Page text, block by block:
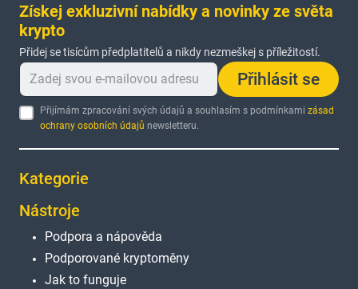
Získej exkluzivní nabídky a novinky ze světa
krypto
Přidej se tisícům předplatitelů a nikdy nezmeškej s příležitostí.
Přihlásit se
Přijímám zpracování svých údajů a souhlasím s podmínkamizásad
ochrany osobních údajů newsletteru.
Kategorie
Nástroje
Podpora a nápověda
Podporované kryptoměny
Jak to funguje